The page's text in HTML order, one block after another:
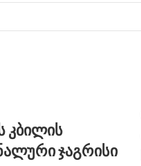
კბილის
ჯაგრისი